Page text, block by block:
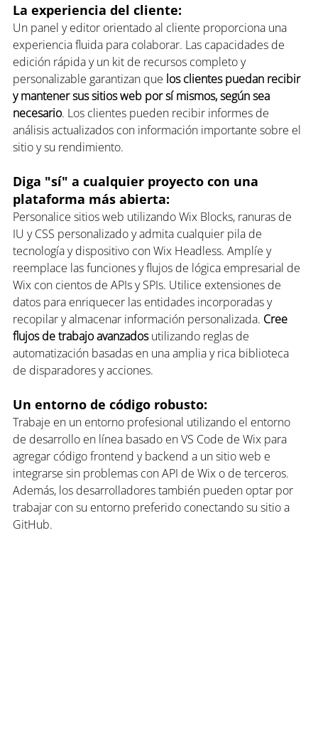
La experiencia del cliente:
Un panel y editor orientado al cliente proporciona una
experiencia fluida para colaborar. Las capacidades de
edición rápida y un kit de recursos completo y
personalizable garantizan que los clientes puedan recibir
y mantener sus sitios web por sí mismos, según sea
necesario. Los clientes pueden recibir informes de
análisis actualizados con información importante sobre el
sitio y su rendimiento.
Diga "sí" a cualquier proyecto con una
plataforma más abierta:
Personalice sitios web utilizando Wix Blocks, ranuras de
IU y CSS personalizado y admita cualquier pila de
tecnología y dispositivo con Wix Headless. Amplíe y
reemplace las funciones y flujos de lógica empresarial de
Wix con cientos de APIs y SPIs. Utilice extensiones de
datos para enriquecer las entidades incorporadas y
recopilar y almacenar información personalizada. Cree
flujos de trabajo avanzados utilizando reglas de
automatización basadas en una amplia y rica biblioteca
de disparadores y acciones.
Un entorno de código robusto:
Trabaje en un entorno profesional utilizando el entorno
de desarrollo en línea basado en VS Code de Wix para
agregar código frontend y backend a un sitio web e
integrarse sin problemas con API de Wix o de terceros.
Además, los desarrolladores también pueden optar por
trabajar con su entorno preferido conectando su sitio a
GitHub.